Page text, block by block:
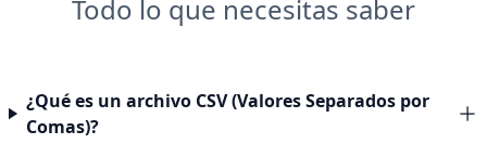
Todo lo que necesitas saber
¿Qué es un archivo CSV (Valores Separados por
Comas)?